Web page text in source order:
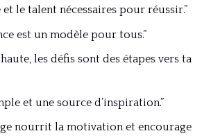
et le talent nécessaires pour réussir.”
est un modèle pour tous.”
les défis sont des étapes vers ta
et une source d’inspiration.”
nourrit la motivation et encourage